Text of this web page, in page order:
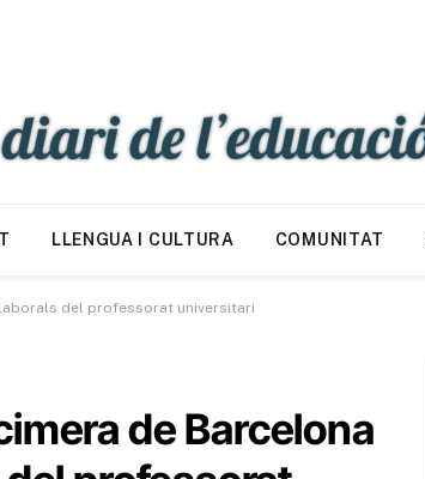
LLENGUA I CULTURA COMUNITAT
del professorat universitari
de Barcelona